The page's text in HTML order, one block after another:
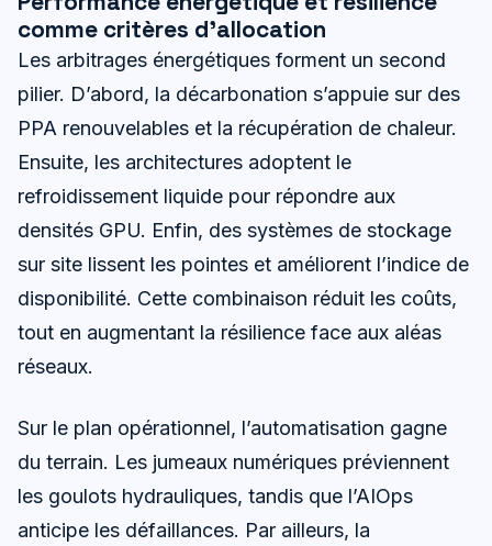
comme critères d’allocation
Les arbitrages énergétiques forment un second
pilier. D’abord, la décarbonation s’appuie sur des
PPA renouvelables et la récupération de chaleur.
Ensuite, les architectures adoptent le
refroidissement liquide pour répondre aux
densités GPU. Enfin, des systèmes de stockage
sur site lissent les pointes et améliorent l’indice de
disponibilité. Cette combinaison réduit les coûts,
tout en augmentant la résilience face aux aléas
réseaux.
Sur le plan opérationnel, l’automatisation gagne
du terrain. Les jumeaux numériques préviennent
les goulots hydrauliques, tandis que l’AIOps
anticipe les défaillances. Par ailleurs, la